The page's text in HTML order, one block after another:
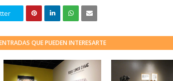
QUE PUEDEN INTERESARTE